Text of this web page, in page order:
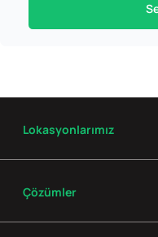
Lokasyonlarımız
Çözümler